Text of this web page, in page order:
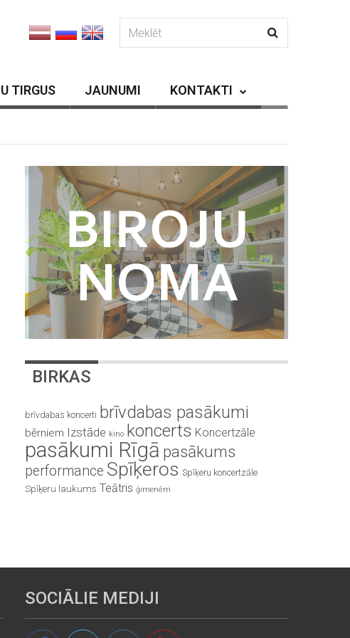
TIRGUS JAUNUMI KONTAKTI
BIRKAS
brīvdabas koncerti brīvdabas pasākumi
bērniem Izstāde kino koncerts Koncertzāle
pasākumi Rīgā pasākums
performance Spīķeros Spīķeru koncertzāle
Spīķeru laukums Teātris ģimenēm
SOCIĀLIE MEDIJI